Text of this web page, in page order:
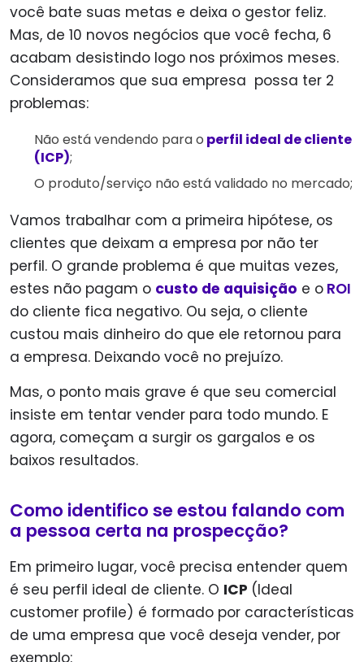
você bate suas metas e deixa o gestor feliz.
Mas, de 10 novos negócios que você fecha, 6
acabam desistindo logo nos próximos meses.
Consideramos que sua empresa possa ter 2
problemas:
Não está vendendo para o perfil ideal de cliente
(ICP);
O produto/serviço não está validado no mercado;
Vamos trabalhar com a primeira hipótese, os
clientes que deixam a empresa por não ter
perfil. O grande problema é que muitas vezes,
estes não pagam o custo de aquisição e o ROI
do cliente fica negativo. Ou seja, o cliente
custou mais dinheiro do que ele retornou para
a empresa. Deixando você no prejuízo.
Mas, o ponto mais grave é que seu comercial
insiste em tentar vender para todo mundo. E
agora, começam a surgir os gargalos e os
baixos resultados.
Como identifico se estou falando com
a pessoa certa na prospecção?
Em primeiro lugar, você precisa entender quem
é seu perfil ideal de cliente. O ICP (Ideal
customer profile) é formado por características
de uma empresa que você deseja vender, por
exemplo: